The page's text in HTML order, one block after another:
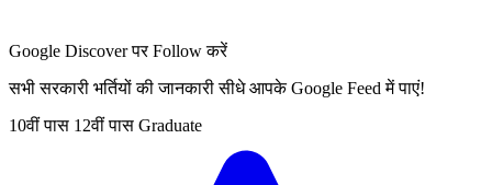
Google Discover पर Follow करें
सभी सरकारी भर्तियों की जानकारी सीधे आपके Google Feed में पाएं!
10वीं पास 12वीं पास Graduate